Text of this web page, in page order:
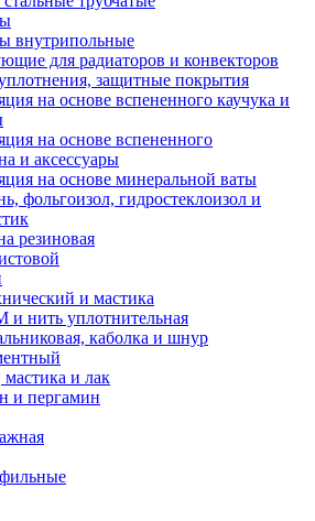
внутрипольные
для радиаторов и конвекторов
защитные покрытия
на основе вспененного каучука и
на основе вспененного
и аксессуары
на основе минеральной ваты
фольгоизол, гидростеклоизол и
резиновая
и мастика
нить уплотнительная
каболка и шнур
мастика и лак
и пергамин